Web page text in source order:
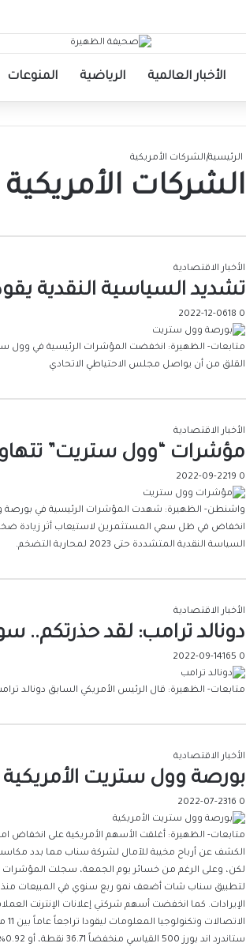
الأخبار العالمية الرياضية المنوعات
الرئيسية|الشركات الأمريكية
الشركات الأمريكية
الأخبار الاقتصادية
تشديد السياسية النقدية
2022-12-06 0
متابعات- الظهيرة: انخفضت المؤشرات الرئيسية في وول
القلق من أن يواصل مجلس الاحتياطي الاتحادي
الأخبار الاقتصادية
مؤشرات “وول ستريت”
2022-09-22 0
انخفاض في ظل سعي المستثمرين لاستيعاب أثر زيادة
السياسة النقدية المتشددة حتى 2023 لمحاربة التضخم.
الأخبار الاقتصادية
دونالد ترامب: لقد حذرتكم..
2022-09-14 0
متابعات- الظهيرة: قال الرئيس الأمريكي السابق دونالد
الأخبار الاقتصادية
بورصة وول ستريت
2022-07-23 0
متابعات- الظهيرة: أغلقت الأسهم الأمريكية على انخفاض
الكشف عن أرباح‭‭ ‬‬مخيبة للآمال لشركة سناب
لكن، وعلى الرغم من خسائر يوم الجمعة، سجلت المؤشرات
لتطبيق سناب شات أضعف نمو ربع سنوي في المبيعات منذ
الإيرادات. كما انخفضت أسهم شركتي إعلانات الإنترنت